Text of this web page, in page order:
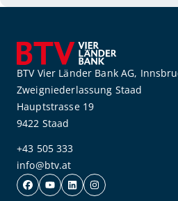
BTV Vier Länder Bank AG,
Zweigniederlassung Staad
Hauptstrasse 19
9422 Staad
+43 505 333
info@btv.at